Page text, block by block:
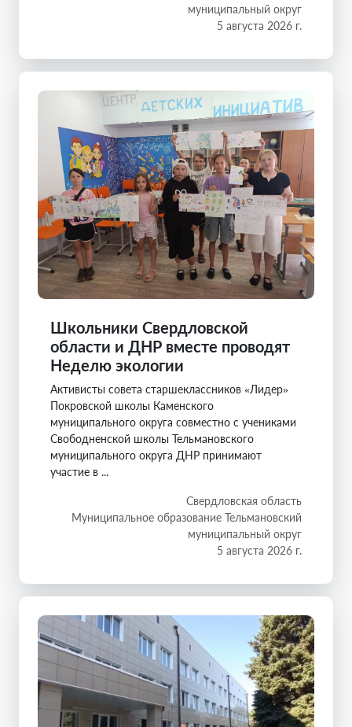
муниципальный округ
5 августа 2026 г.
Школьники Свердловской
области и ДНР вместе проводят
Неделю экологии
Активисты совета старшеклассников «Лидер»
Покровской школы Каменского
муниципального округа совместно с учениками
Свободненской школы Тельмановского
муниципального округа ДНР принимают
участие в ...
Свердловская область
Муниципальное образование Тельмановский
муниципальный округ
5 августа 2026 г.